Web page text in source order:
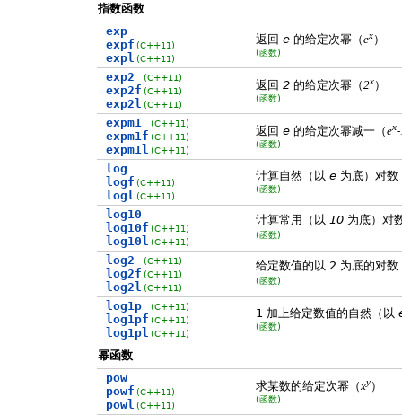
指数函数
exp
expf
expl
(C++11)
(C++11)
返回 e的给定次幂（ex）
(函数)
exp2
exp2f
exp2l
(C++11)
(C++11)
(C++11)
返回 2的给定次幂（2x）
(函数)
expm1
expm1f
expm1l
(C++11)
(C++11)
(C++11)
返回 e的给定次幂减一（ex-
(函数)
log
logf
logl
(C++11)
(C++11)
计算自然（以 e为底）对数
(函数)
log10
log10f
log10l
(C++11)
(C++11)
计算常用（以 10为底）对
(函数)
log2
log2f
log2l
(C++11)
(C++11)
(C++11)
给定数值的以 2 为底的对数
(函数)
log1p
log1pf
log1pl
(C++11)
(C++11)
(C++11)
1 加上给定数值的自然（以
(函数)
幂函数
pow
powf
powl
(C++11)
(C++11)
求某数的给定次幂（xy）
(函数)